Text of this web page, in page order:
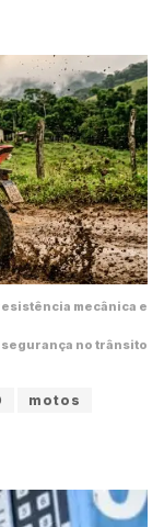
mecânica e
segurança no trânsito
motos